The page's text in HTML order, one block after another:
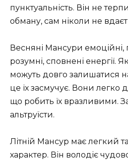
пунктуальність. Він не
обману, сам ніколи не
Весняні Мансури емоційні,
розумні, сповнені енергії.
можуть довго залишатися
це їх засмучує. Вони легко
що робить їх вразливими.
альтруїсти.
Літній Мансур має легкий
характер. Він володіє